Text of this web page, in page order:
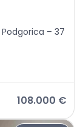
Podgorica – 37
108.000 €